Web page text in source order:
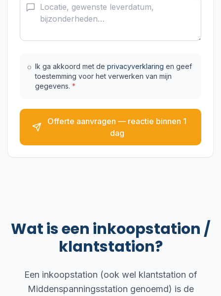
Ik ga akkoord met de privacyverklaring en geef
toestemming voor het verwerken van mijn
gegevens. *
Offerte aanvragen — reactie binnen 1
dag
Wat is een inkoopstation /
klantstation?
Een inkoopstation (ook wel klantstation of
Middenspanningsstation genoemd) is de